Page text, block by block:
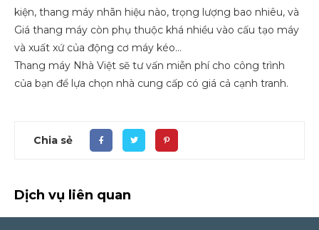
kiện, thang máy nhãn hiệu nào, trọng lượng bao nhiêu, và
Giá thang máy còn phụ thuộc khá nhiều vào cấu tạo máy
và xuất xứ của động cơ máy kéo…
Thang máy Nhà Việt sẽ tư vấn miễn phí cho công trình
của bạn để lựa chọn nhà cung cấp có giá cả cạnh tranh.
Chia sẻ
Dịch vụ liên quan